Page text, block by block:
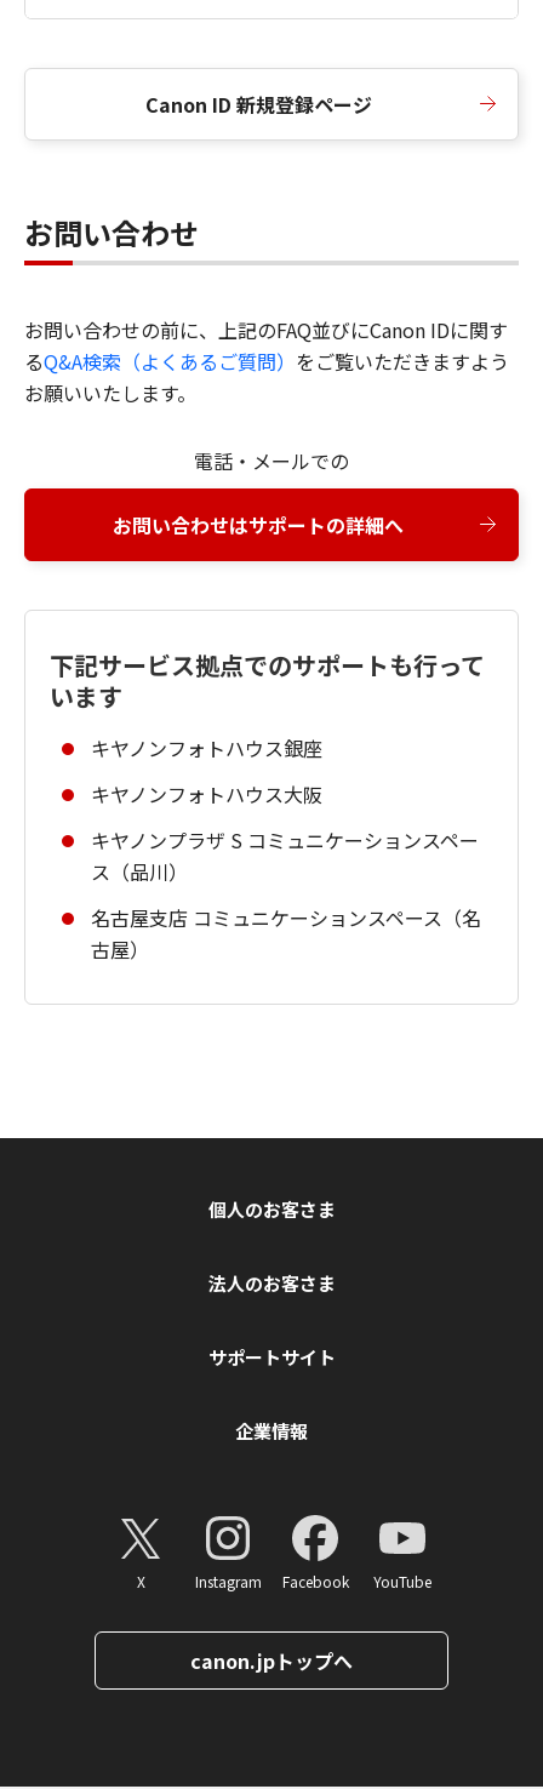
Canon ID 新規登録ページ
お問い合わせ
お問い合わせの前に、上記のFAQ並びにCanon IDに関す
るQ&A検索（よくあるご質問） をご覧いただきますよう
お願いいたします。
電話・メールでの
お問い合わせはサポートの詳細へ
下記サービス拠点でのサポートも行って
います
キヤノンフォトハウス銀座
キヤノンフォトハウス大阪
キヤノンプラザ S コミュニケーションスペー
ス（品川）
名古屋支店 コミュニケーションスペース（名
古屋）
個人のお客さま
法人のお客さま
サポートサイト
企業情報
X Instagram Facebook YouTube
canon.jpトップへ